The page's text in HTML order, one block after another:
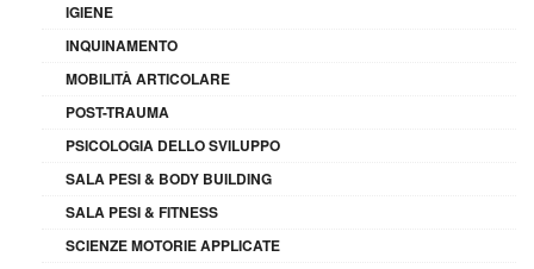
IGIENE
INQUINAMENTO
MOBILITÀ ARTICOLARE
POST-TRAUMA
PSICOLOGIA DELLO SVILUPPO
SALA PESI & BODY BUILDING
SALA PESI & FITNESS
SCIENZE MOTORIE APPLICATE